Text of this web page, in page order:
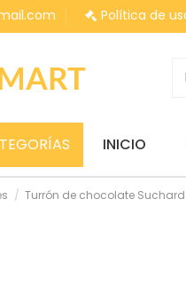
Política de
INICIO
Turrón de chocolate Suchard